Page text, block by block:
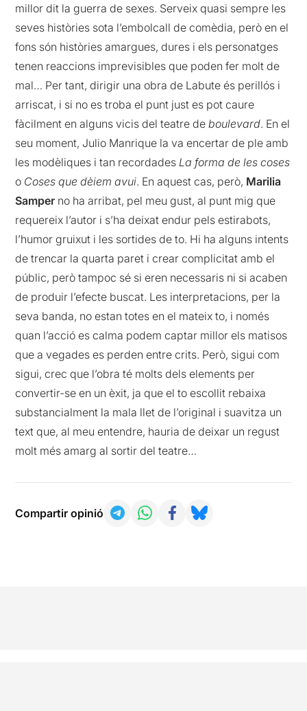
millor dit la guerra de sexes. Serveix quasi sempre les
seves històries sota l’embolcall de comèdia, però en el
fons són històries amargues, dures i els personatges
tenen reaccions imprevisibles que poden fer molt de
mal… Per tant, dirigir una obra de Labute és perillós i
arriscat, i si no es troba el punt just es pot caure
fàcilment en alguns vicis del teatre deboulevard. En el
seu moment, Julio Manrique la va encertar de ple amb
les modèliques i tan recordades La forma de les coses
o Coses que dèiem avui. En aquest cas, però, Marilia
Samper no ha arribat, pel meu gust, al punt mig que
requereix l’autor i s’ha deixat endur pels estirabots,
l’humor gruixut i les sortides de to. Hi ha alguns intents
de trencar la quarta paret i crear complicitat amb el
públic, però tampoc sé si eren necessaris ni si acaben
de produir l’efecte buscat. Les interpretacions, per la
seva banda, no estan totes en el mateix to, i només
quan l’acció es calma podem captar millor els matisos
que a vegades es perden entre crits. Però, sigui com
sigui, crec que l’obra té molts dels elements per
convertir-se en un èxit, ja que el to escollit rebaixa
substancialment la mala llet de l’original i suavitza un
text que, al meu entendre, hauria de deixar un regust
molt més amarg al sortir del teatre…
Compartir opinió